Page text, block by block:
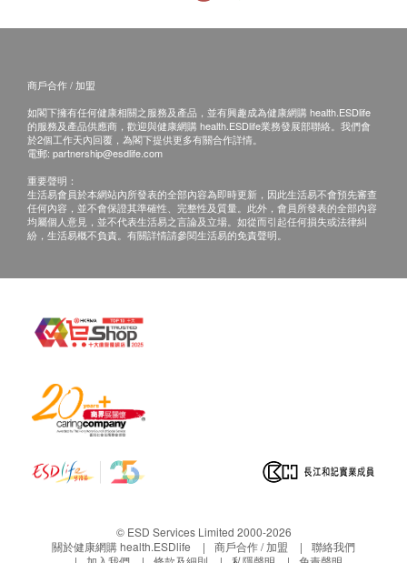
商戶合作 / 加盟
如閣下擁有任何健康相關之服務及產品，並有興趣成為健康網購 health.ESDlife
的服務及產品供應商，歡迎與健康網購 health.ESDlife業務發展部聯絡。我們會
於2個工作天內回覆，為閣下提供更多有關合作詳情。
電郵: partnership@esdlife.com
重要聲明：
生活易會員於本網站內所發表的全部內容為即時更新，因此生活易不會預先審查
任何內容，並不會保證其準確性、完整性及質量。此外，會員所發表的全部內容
均屬個人意見，並不代表生活易之言論及立場。如從而引起任何損失或法律糾
紛，生活易概不負責。有關詳情請參閱生活易的免責聲明。
© ESD Services Limited 2000-2026
關於健康網購 health.ESDlife
商戶合作 / 加盟
聯絡我們